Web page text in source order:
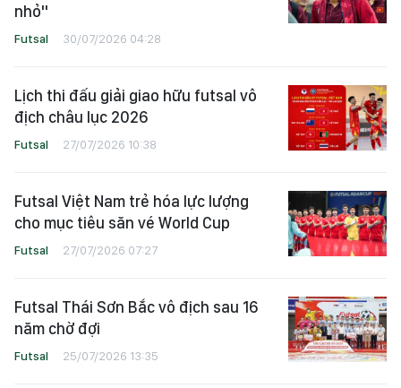
nhỏ"
Futsal 30/07/2026 04:28
Lịch thi đấu giải giao hữu futsal vô
địch châu lục 2026
Futsal 27/07/2026 10:38
Futsal Việt Nam trẻ hóa lực lượng
cho mục tiêu săn vé World Cup
Futsal 27/07/2026 07:27
Futsal Thái Sơn Bắc vô địch sau 16
năm chờ đợi
Futsal 25/07/2026 13:35